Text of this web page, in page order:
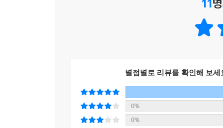
년간 한 가지 일에 종사하는 베테랑 장인이나 요
《피곤해지지 않는 올바른 자세 도감 100》은 몸
‘피곤해지지 않게 걷는 법’ 등 기본 자세 뿐 아니
않는 법’, ‘10시간 앉아서 일해도 피곤해지지 않
손목 사용법’ 등 시도해 보고 싶은 방법이 많습니다.
11
별점별로 리뷰를 확인해 보세
0%
0%